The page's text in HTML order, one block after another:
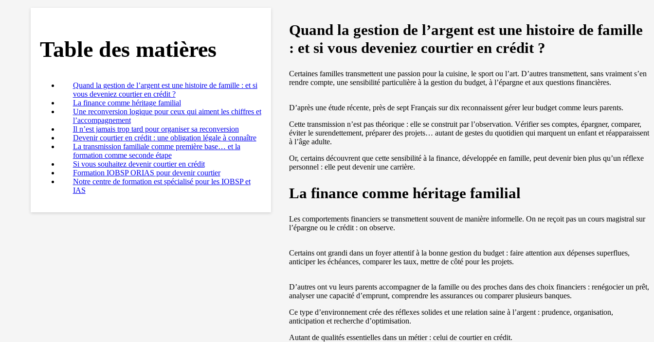
Quand la gestion de l’argent est une histoire de famille
: et si vous deveniez courtier en crédit ?
Certaines familles transmettent une passion pour la cuisine, le sport ou l’art. D’autres transmettent, sans vraiment s’en
rendre compte, une sensibilité particulière à la gestion du budget, à l’épargne et aux questions financières.
D’après une étude récente, près de sept Français sur dix reconnaissent gérer leur budget comme leurs parents.
Cette transmission n’est pas théorique : elle se construit par l’observation. Vérifier ses comptes, épargner, comparer,
éviter le surendettement, préparer des projets… autant de gestes du quotidien qui marquent un enfant et réapparaissent
à l’âge adulte.
Or, certains découvrent que cette sensibilité à la finance, développée en famille, peut devenir bien plus qu’un réflexe
personnel : elle peut devenir une carrière.
La finance comme héritage familial
Les comportements financiers se transmettent souvent de manière informelle. On ne reçoit pas un cours magistral sur
l’épargne ou le crédit : on observe.
Certains ont grandi dans un foyer attentif à la bonne gestion du budget : faire attention aux dépenses superflues,
anticiper les échéances, comparer les taux, mettre de côté pour les projets.
D’autres ont vu leurs parents accompagner de la famille ou des proches dans des choix financiers : renégocier un prêt,
analyser une capacité d’emprunt, comprendre les assurances ou comparer plusieurs banques.
Ce type d’environnement crée des réflexes solides et une relation saine à l’argent : prudence, organisation,
anticipation et recherche d’optimisation.
Autant de qualités essentielles dans un métier : celui de courtier en crédit.
Table des matières
Quand la gestion de l’argent est une histoire de famille : et si
vous deveniez courtier en crédit ?
La finance comme héritage familial
Une reconversion logique pour ceux qui aiment les chiffres et
l’accompagnement
Il n’est jamais trop tard pour organiser sa reconversion
Devenir courtier en crédit : une obligation légale à connaître
La transmission familiale comme première base… et la
formation comme seconde étape
Si vous souhaitez devenir courtier en crédit
Formation IOBSP ORIAS pour devenir courtier
Notre centre de formation est spécialisé pour les IOBSP et
IAS